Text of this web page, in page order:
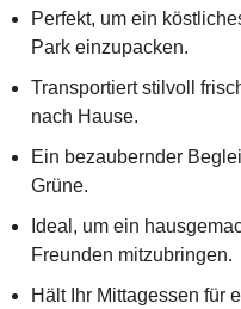
Perfekt, um ein
Park einzupacken.
Transportiert stilvoll
nach Hause.
Ein bezaubernder
Grüne.
Ideal, um ein
Freunden mitzubringen.
Hält Ihr Mittagessen für